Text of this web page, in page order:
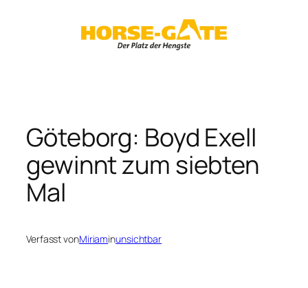
Göteborg: Boyd Exell
gewinnt zum siebten
Mal
Verfasst vonMiriaminunsichtbar